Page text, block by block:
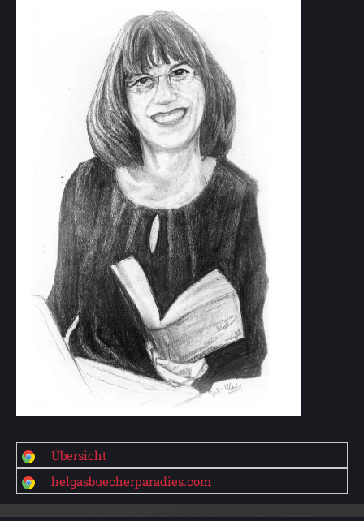
Übersicht
helgasbuecherparadies.com